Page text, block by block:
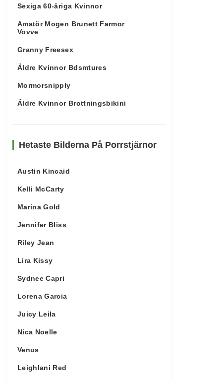
Sexiga 60-åriga Kvinnor
Amatör Mogen Brunett Farmor
Vovve
Granny Freesex
Äldre Kvinnor Bdsmtures
Mormorsnipply
Äldre Kvinnor Brottningsbikini
Hetaste Bilderna På Porrstjärnor
Austin Kincaid
Kelli McCarty
Marina Gold
Jennifer Bliss
Riley Jean
Lira Kissy
Sydnee Capri
Lorena Garcia
Juicy Leila
Nica Noelle
Venus
Leighlani Red